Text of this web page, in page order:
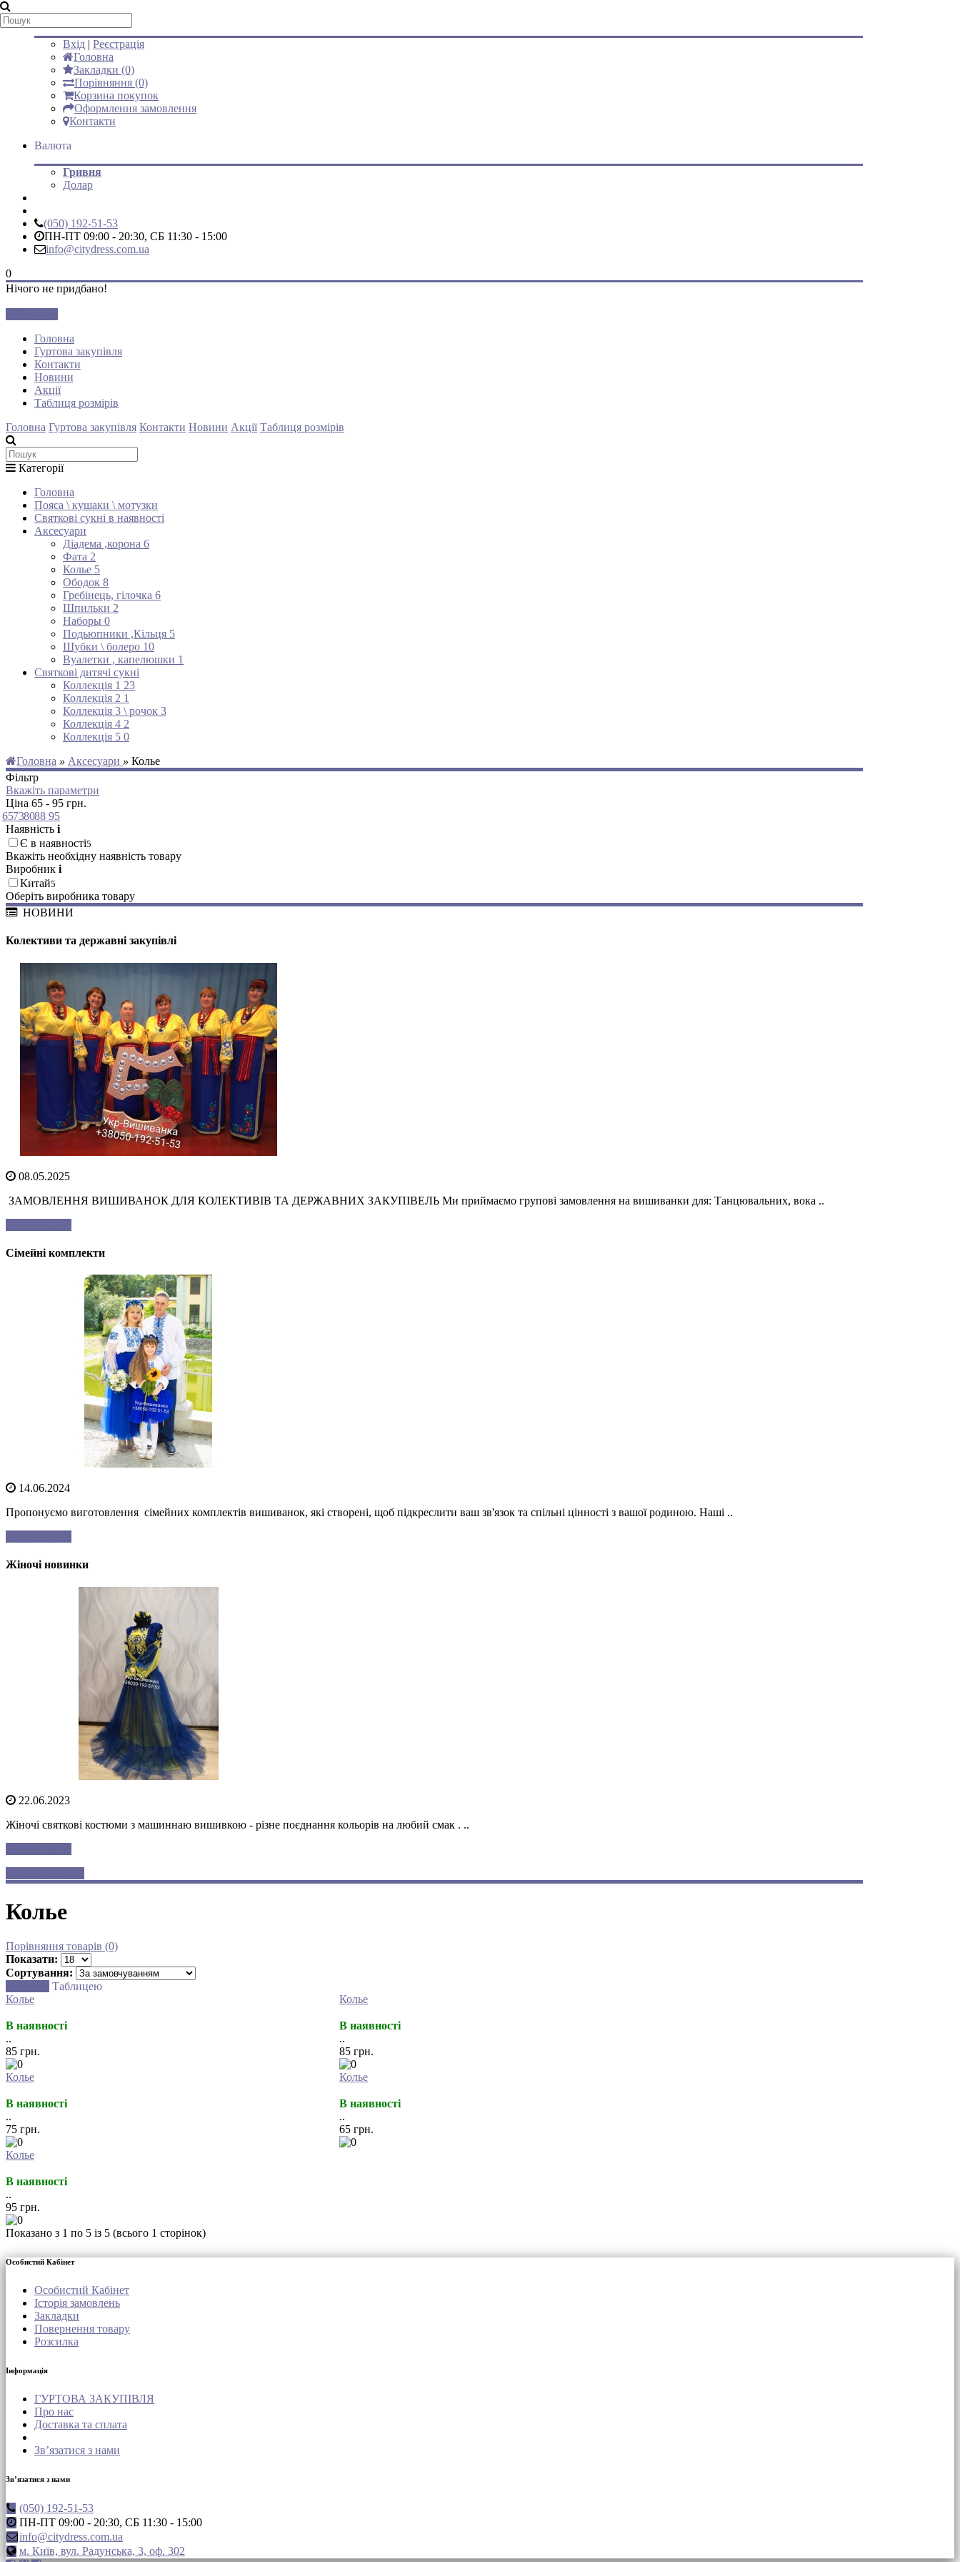
Мій аккаунт
Вхід | Реєстрація
Головна
Закладки (0)
Порівняння (0)
Корзина покупок
Оформлення замовлення
Контакти
Валюта
Гривня
Долар
(050) 192-51-53
ПН-ПТ 09:00 - 20:30, СБ 11:30 - 15:00
info@citydress.com.ua
0
Нічого не придбано!
Головна
Гуртова закупівля
Контакти
Новини
Акції
Таблиця розмірів
Головна Гуртова закупівля Контакти Новини Акції Таблиця розмірів
Категорії
Головна
Пояса \ кушаки \ мотузки
Святкові сукні в наявності
Аксесуари
Діадема ,корона 6
Фата 2
Колье 5
Ободок 8
Гребінець, гілочка 6
Шпильки 2
Наборы 0
Подьюпники ,Кільця 5
Шубки \ болеро 10
Вуалетки , капелюшки 1
Святкові дитячі сукні
Коллекція 1 23
Коллекція 2 1
Коллекція 3 \ рочок 3
Коллекція 4 2
Коллекція 5 0
Головна » Аксесуари » Колье
Фільтр
Вкажіть параметри
Ціна 65 - 95 грн.
65738088 95
Наявність i
Є в наявності5
Вкажіть необхідну наявність товару
Виробник i
Китай5
Оберіть виробника товару
НОВИНИ
Колективи та державні закупівлі
08.05.2025
ЗАМОВЛЕННЯ ВИШИВАНОК ДЛЯ КОЛЕКТИВІВ ТА ДЕРЖАВНИХ ЗАКУПІВЕЛЬ Ми приймаємо групові замовлення на вишиванки для: Танцювальних, вока ..
Сімейні комплекти
14.06.2024
Пропонуємо виготовлення сімейних комплектів вишиванок, які створені, щоб підкреслити ваш зв'язок та спільні цінності з вашої родиною. Наші ..
Жіночі новинки
22.06.2023
Жіночі святкові костюми з машиннаю вишивкою - різне поєднання кольорів на любий смак . ..
Колье
Порівняння товарів (0)
Показати:
Сортування:
Таблицею
Колье
В наявності
..
85 грн.
Колье
В наявності
..
85 грн.
Колье
В наявності
..
75 грн.
Колье
В наявності
..
65 грн.
Колье
В наявності
..
95 грн.
Показано з 1 по 5 із 5 (всього 1 сторінок)
Особистий Кабінет
Особистий Кабінет
Історія замовлень
Закладки
Повернення товару
Розсилка
Інформація
ГУРТОВА ЗАКУПІВЛЯ
Про нас
Доставка та сплата
Зв’язатися з нами
Зв’язатися з нами
(050) 192-51-53
ПН-ПТ 09:00 - 20:30, СБ 11:30 - 15:00
info@citydress.com.ua
м. Київ, вул. Радунська, 3, оф. 302